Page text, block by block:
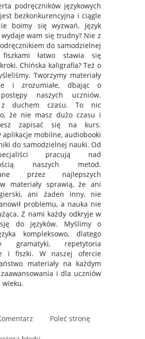
podręczników językowych
bezkonkurencyjna i ciągle
boimy się wyzwań. Język
wam się trudny? Nie z
do samodzielnej
łatwo stawia się
Chińska kaligrafia? Też o
Tworzymy materiały
i zrozumiałe, dbając o
naszych uczniów.
z duchem czasu. To nic
że nie masz dużo czasu i
zapisać się na kurs.
aplikacje mobilne, audiobooki
do samodzielnej nauki. Od
pracują nad
naszych metod.
przez najlepszych
materiały sprawią, że ani
ani żaden inny, nie
problemu, a nauka nie
Z nami każdy odkryje w
do języków. Myślimy o
kompleksowo, dlatego
gramatyki, repetytoria
i fiszki. W naszej ofercie
materiały na każdym
i dla uczniów
wieku.
Poleć stronę